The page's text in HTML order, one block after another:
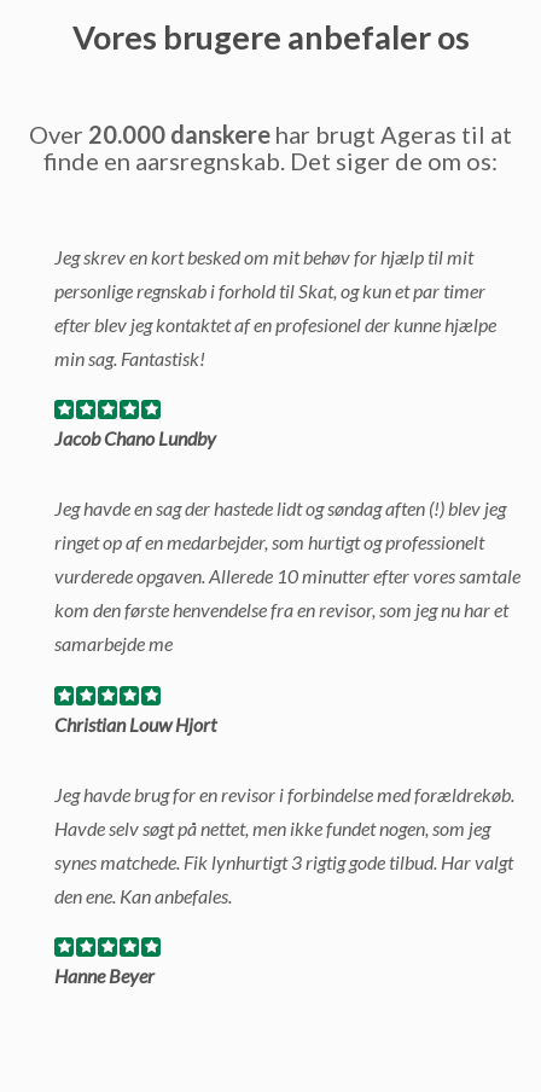
Vores brugere anbefaler os
Over 20.000 danskere har brugt Ageras til at
finde en aarsregnskab. Det siger de om os:
Jeg skrev en kort besked om mit behøv for hjælp til mit
personlige regnskab i forhold til Skat, og kun et par timer
efter blev jeg kontaktet af en profesionel der kunne hjælpe
min sag. Fantastisk!
Jacob Chano Lundby
Jeg havde en sag der hastede lidt og søndag aften (!) blev jeg
ringet op af en medarbejder, som hurtigt og professionelt
vurderede opgaven. Allerede 10 minutter efter vores samtale
kom den første henvendelse fra en revisor, som jeg nu har et
samarbejde me
Christian Louw Hjort
Jeg havde brug for en revisor i forbindelse med forældrekøb.
Havde selv søgt på nettet, men ikke fundet nogen, som jeg
synes matchede. Fik lynhurtigt 3 rigtig gode tilbud. Har valgt
den ene. Kan anbefales.
Hanne Beyer